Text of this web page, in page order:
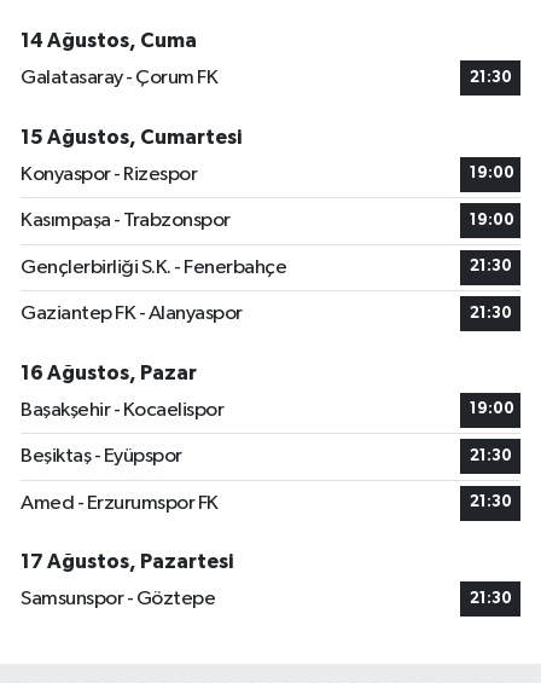
14 Ağustos, Cuma
Galatasaray - Çorum FK
21:30
15 Ağustos, Cumartesi
Konyaspor - Rizespor
19:00
Kasımpaşa - Trabzonspor 19:00
Gençlerbirliği S.K. - Fenerbahçe 21:30
Gaziantep FK - Alanyaspor 21:30
16 Ağustos, Pazar
Başakşehir - Kocaelispor
19:00
Beşiktaş - Eyüpspor 21:30
Amed - Erzurumspor FK 21:30
17 Ağustos, Pazartesi
Samsunspor - Göztepe
21:30